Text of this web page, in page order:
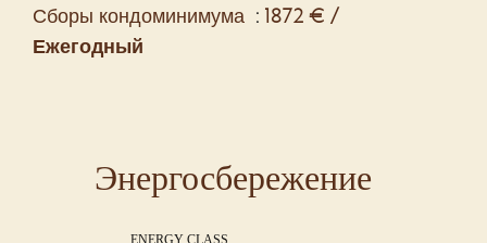
Сборы кондоминимума
1872 € /
Ежегодный
Энергосбережение